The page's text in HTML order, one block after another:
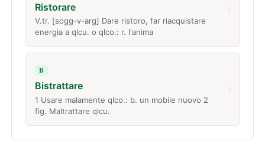
Ristorare
V.tr. [sogg-v-arg] Dare ristoro, far riacquistare
energia a qlcu. o qlco.: r. l'anima
B
Bistrattare
1 Usare malamente qlco.: b. un mobile nuovo 2
fig. Maltrattare qlcu.